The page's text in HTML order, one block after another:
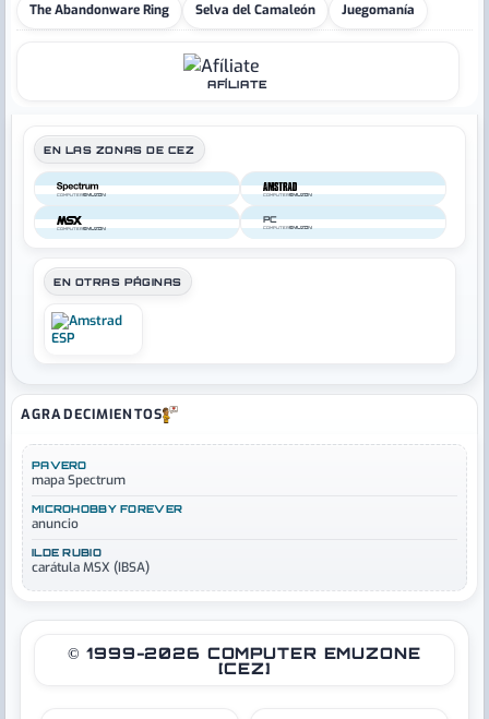
The Abandonware Ring Selva del Camaleón Juegomanía
AFÍLIATE
EN LAS ZONAS DE CEZ
COMPUTER COMPUTER
COMPUTER
PC
COMPUTER
EN OTRAS PÁGINAS
AGRADECIMIENTOS
PAVERO
mapa Spectrum
MICROHOBBY FOREVER
anuncio
ILDE RUBIO
carátula MSX (IBSA)
© 1999-2026 COMPUTER EMUZONE
[CEZ]